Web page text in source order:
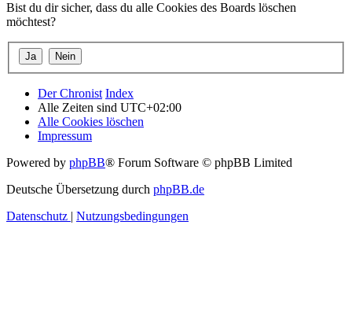
Bist du dir sicher, dass du alle Cookies des Boards löschen
möchtest?
Der Chronist Index
Alle Zeiten sind UTC+02:00
Alle Cookies löschen
Impressum
Powered by phpBB® Forum Software © phpBB Limited
Deutsche Übersetzung durch phpBB.de
Datenschutz | Nutzungsbedingungen